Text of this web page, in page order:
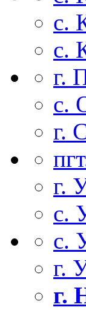
с.
с.
г.
с.
г.
г.
с.
с.
г.
г.